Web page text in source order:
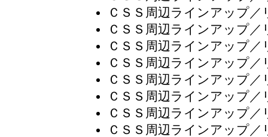
ＣＳＳ周辺ラインアップ／
ＣＳＳ周辺ラインアップ／
ＣＳＳ周辺ラインアップ／
ＣＳＳ周辺ラインアップ／
ＣＳＳ周辺ラインアップ／
ＣＳＳ周辺ラインアップ／
ＣＳＳ周辺ラインアップ／
ＣＳＳ周辺ラインアップ／